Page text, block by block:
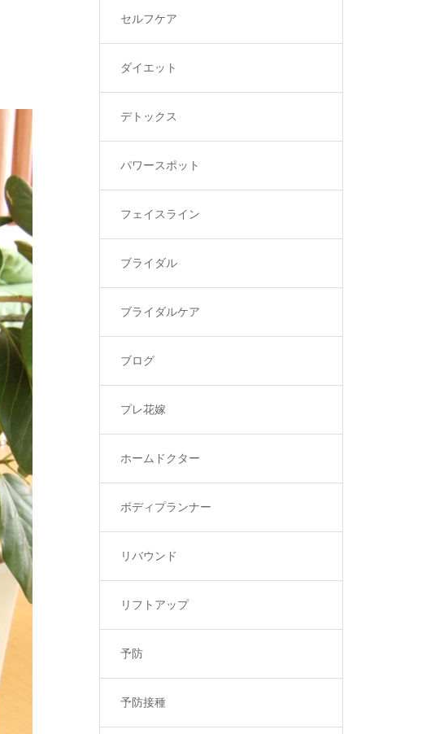
セルフケア
ダイエット
デトックス
パワースポット
フェイスライン
ブライダル
ブライダルケア
ブログ
プレ花嫁
ホームドクター
ボディプランナー
リバウンド
リフトアップ
予防
予防接種